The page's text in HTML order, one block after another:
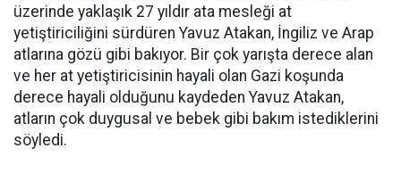
üzerinde yaklaşık 27 yıldır ata mesleği at
yetiştiriciliğini sürdüren Yavuz Atakan, İngiliz ve Arap
atlarına gözü gibi bakıyor. Bir çok yarışta derece alan
ve her at yetiştiricisinin hayali olan Gazi koşunda
derece hayali olduğunu kaydeden Yavuz Atakan,
atların çok duygusal ve bebek gibi bakım istediklerini
söyledi.